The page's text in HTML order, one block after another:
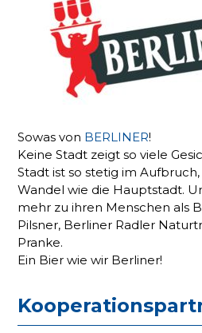
Sowas von BERLINER!
Keine Stadt zeigt so viele
Stadt ist so stetig im
Wandel wie die Hauptstadt.
mehr zu ihren Menschen als
Pilsner, Berliner Radler
Pranke.
Ein Bier wie wir Berliner!